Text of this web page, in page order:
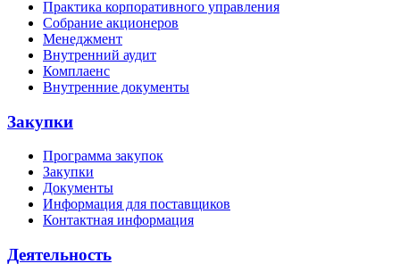
Практика корпоративного управления
Собрание акционеров
Менеджмент
Внутренний аудит
Комплаенс
Внутренние документы
Закупки
Программа закупок
Закупки
Документы
Информация для поставщиков
Контактная информация
Деятельность